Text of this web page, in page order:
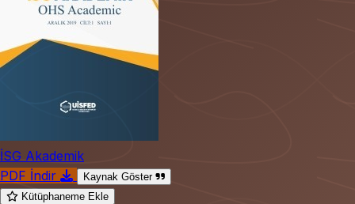
İSG Akademik
PDF İndir
Kaynak Göster
Kütüphaneme Ekle